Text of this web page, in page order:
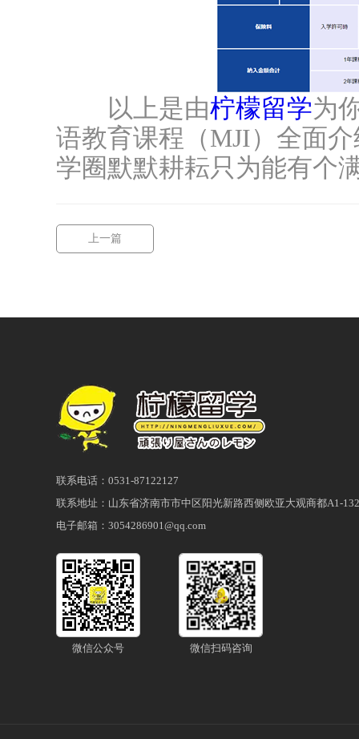
以上是由柠檬留学为
语教育课程（MJI）全面
学圈默默耕耘只为能有个
上一篇
联系电话：0531-87122127
联系地址：山东省济南市市中区阳光新路西侧欧亚大观商都A1-
电子邮箱：3054286901@qq.com
微信公众号 微信扫码咨询